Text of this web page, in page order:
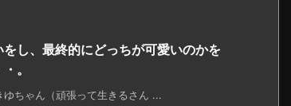
し、最終的にどっちが可愛いのかを
。
ちゃん（頑張って生きるさん ...